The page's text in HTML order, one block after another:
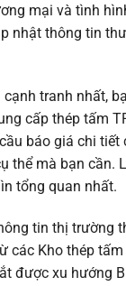
mại và tình
nhật thông tin
tranh nhất,
cấp thép tấm
báo giá chi tiết
thể mà bạn cần.
tổng quan nhất.
tin thị trường
các Kho thép
được xu hướng